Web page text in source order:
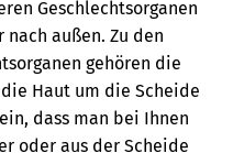
Geschlechtsorganen
nach außen. Zu den
gehören die
Haut um die Scheide
dass man bei Ihnen
oder aus der Scheide